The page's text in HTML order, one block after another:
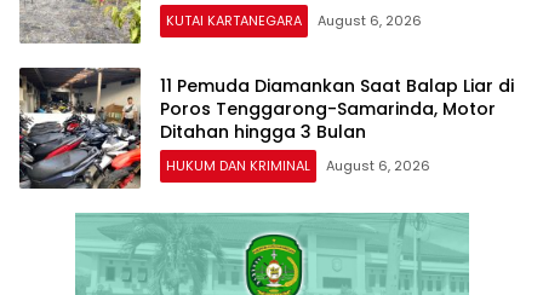
KUTAI KARTANEGARA August 6, 2026
11 Pemuda Diamankan Saat Balap Liar di
Poros Tenggarong-Samarinda, Motor
Ditahan hingga 3 Bulan
HUKUM DAN KRIMINAL August 6, 2026